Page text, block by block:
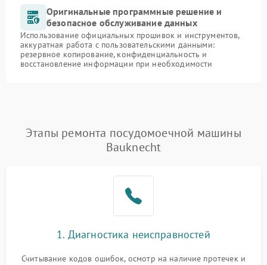
Оригинальные программные решение и
безопасное обслуживание данных
Использование официальных прошивок и инструментов,
аккуратная работа с пользовательскими данными:
резервное копирование, конфиденциальность и
восстановление информации при необходимости
Этапы ремонта посудомоечной машины
Bauknecht
1. Диагностика неисправностей
Считывание кодов ошибок, осмотр на наличие протечек и